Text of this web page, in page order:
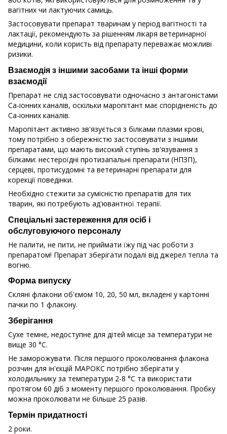
вагітних чи лактуючих самиць.
Застосовувати препарат тваринам у період вагітності та
лактації, рекомендують за рішенням лікаря ветеринарної
медицини, коли користь від препарату переважає можливі
ризики.
Взаємодія з іншими засобами та інші форми
взаємодії
Препарат не слід застосовувати одночасно з антагоністами
Са-іонних каналів, оскільки маропітант має спорідненість до
Са-іонних каналів.
Маропітант активно зв'язується з білками плазми крові,
тому потрібно з обережністю застосовувати з іншими
препаратами, що мають високий ступінь зв'язування з
білками: нестероїдні протизапальні препарати (НПЗП),
серцеві, протисудомні та ветеринарні препарати для
корекції поведінки.
Необхідно стежити за сумісністю препаратів для тих
тварин, які потребують ад'ювантної терапії.
Спеціальні застереження для осіб і
обслуговуючого персоналу
Не палити, не пити, не приймати їжу під час роботи з
препаратом! Препарат зберігати подалі від джерел тепла та
вогню.
Форма випуску
Скляні флакони об'ємом 10, 20, 50 мл, вкладені у картонні
пачки по 1 флакону.
Зберігання
Сухе темне, недоступне для дітей місце за температури не
вище 30 °C.
Не заморожувати. Після першого проколювання флакона
розчин для ін'єкцій МАРОКС потрібно зберігати у
холодильнику за температури 2-8 °C та використати
протягом 60 діб з моменту першого проколювання. Пробку
можна проколювати не більше 25 разів.
Термін придатності
2 роки.